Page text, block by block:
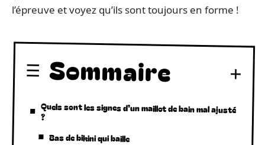
l’épreuve et voyez qu’ils sont toujours en forme !
Sommaire
Quels sont les signes d’un maillot de bain mal ajusté
?
Bas de bikini qui baille